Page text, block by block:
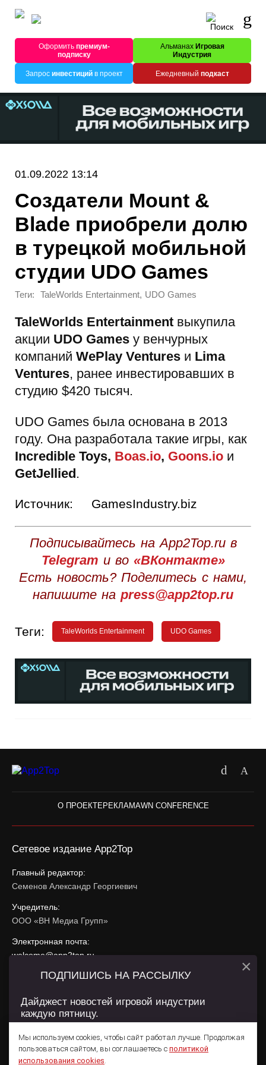
Оформитьпремиум-
подписку
Альманах Игровая
Индустрия
Запрос инвестицийв проект Ежедневный подкаст
01.09.2022 13:14
Создатели Mount &
Blade приобрели долю
в турецкой мобильной
студии UDO Games
Теги: TaleWorlds Entertainment, UDO Games
TaleWorlds Entertainment выкупила
акции UDO Games у венчурных
компаний WePlay Ventures и Lima
Ventures, ранее инвестировавших в
студию $420 тысяч.
UDO Games была основана в 2013
году. Она разработала такие игры, как
Incredible Toys, Boas.io, Goons.io и
GetJellied.
Источник: GamesIndustry.biz
Подписывайтесь на App2Top.ru в
Telegram и во «ВКонтакте»
Есть новость? Поделитесь с нами,
напишите на press@app2top.ru
Теги: TaleWorlds Entertainment UDO Games
О ПРОЕКТЕРЕКЛАМАWN CONFERENCE
Сетевое издание App2Top
Главный редактор:
Семенов Александр Георгиевич
Учредитель:
ООО «ВН Медиа Групп»
Электронная почта:
welcome@app2top.ru
При использовании материалов активная ссылка на
Сайт использует IP адреса, cookie, данные геолокации
использования содержатся вПолитике конфиденциальностии
Пользовательском соглашении .
Мы используем cookies, чтобы сайт работал лучше. Продолжая
пользоваться сайтом, вы соглашаетесь с политикой
использования cookies.
ПОДПИШИСЬ НА РАССЫЛКУ
Дайджест новостей игровой индустрии
каждую пятницу.
×